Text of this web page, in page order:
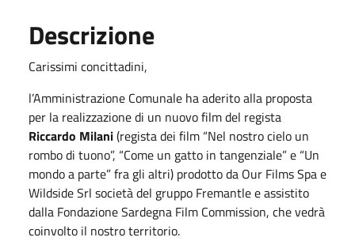
Descrizione
Carissimi concittadini,
l’Amministrazione Comunale ha aderito alla proposta
per la realizzazione di un nuovo film del regista
Riccardo Milani(regista dei film “Nel nostro cielo un
rombo di tuono”, “Come un gatto in tangenziale” e “Un
mondo a parte” fra gli altri) prodotto da Our Films Spa e
Wildside Srl società del gruppo Fremantle e assistito
dalla Fondazione Sardegna Film Commission, che vedrà
coinvolto il nostro territorio.